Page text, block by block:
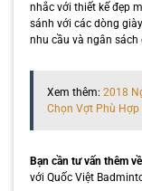
nhắc với thiết kế đẹp
sánh với các dòng
nhu cầu và ngân sách
Xem thêm: 2018
Chọn Vợt Phù Hợp
Bạn cần tư vấn thêm
với Quốc Việt